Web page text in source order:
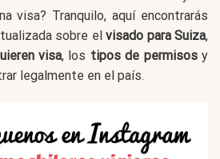
visa? Tranquilo, aquí encontrarás
sobre el visado para Suiza,
visa, los tipos de permisosy
legalmente en el país.